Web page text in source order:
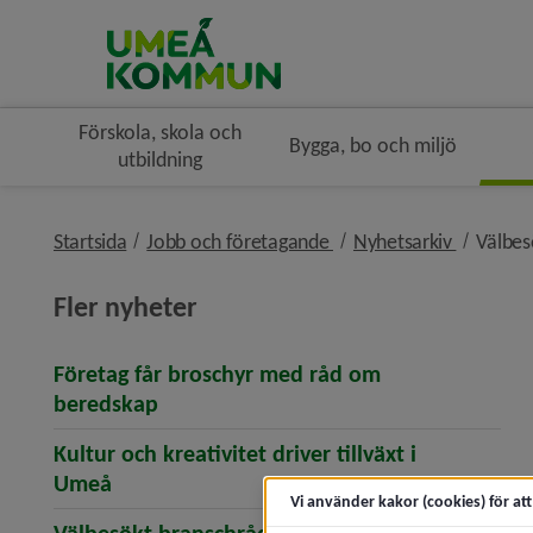
Förskola, skola och
utbildning
Bygga, bo och miljö
Startsida Jobb och företagande nivå i
Nyhetsarkiv nivå i
Fler nyheter
Företag får broschyr med råd om
beredskap (öppnar artikeln Företag får
Kultur och kreativitet driver tillväxt i
Umeå (öppnar artikeln Kultur och kreativitet
Vi använder kakor (cookies) för